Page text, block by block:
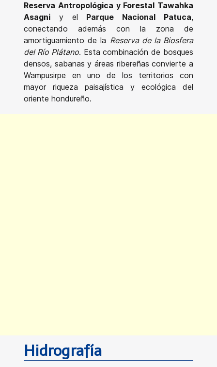
Reserva Antropológica y Forestal Tawahka
Asagni y el Parque Nacional Patuca,
conectando además con la zona de
amortiguamiento de la Reserva de la Biosfera
del Río Plátano. Esta combinación de bosques
densos, sabanas y áreas ribereñas convierte a
Wampusirpe en uno de los territorios con
mayor riqueza paisajística y ecológica del
oriente hondureño.
Hidrografía